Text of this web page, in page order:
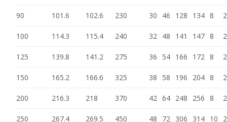
90 101.6 102.6 230 30 46 128 134 8 2
100 114.3 115.4 240 32 48 141 147 8 2
125 139.8 141.2 275 36 54 166 172 8 2
150 165.2 166.6 325 38 58 196 204 8 2
200 216.3 218 370 42 64 248 256 8 2
250 267.4 269.5 450 48 72 306 314 10 2